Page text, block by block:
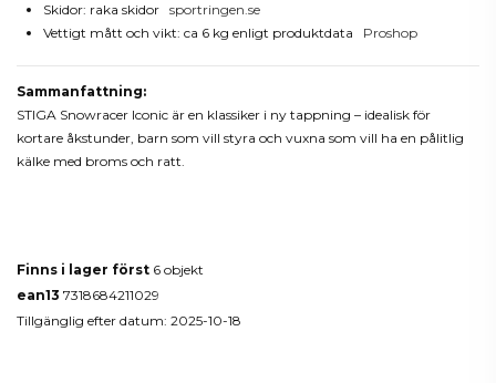
Skidor: raka skidor sportringen.se
Vettigt mått och vikt: ca 6 kg enligt produktdata
Proshop
Sammanfattning:
STIGA Snowracer Iconic är en klassiker i ny tappning – idealisk för
kortare åkstunder, barn som vill styra och vuxna som vill ha en pålitlig
kälke med broms och ratt.
Finns i lager först 6 objekt
ean13 7318684211029
Tillgänglig efter datum: 2025-10-18